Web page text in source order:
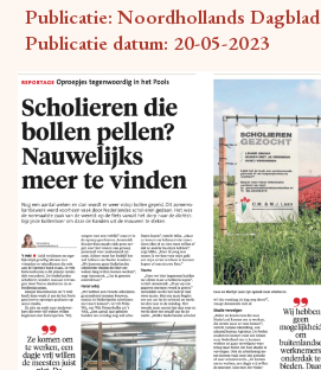
Publicatie: Noordhollands Dagblad
Publicatie datum: 20-05-2023